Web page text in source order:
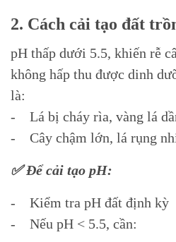
2. Cách cải tạo đất
pH thấp dưới 5.5, khiến rễ
không hấp thu được dinh
là:
- Lá bị cháy rìa, vàng lá
- Cây chậm lớn, lá rụng
✅ Để cải tạo pH:
- Kiểm tra pH đất định kỳ
- Nếu pH < 5.5, cần: